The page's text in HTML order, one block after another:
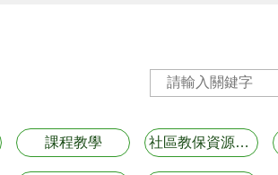
課程教學 社區教保資源資訊